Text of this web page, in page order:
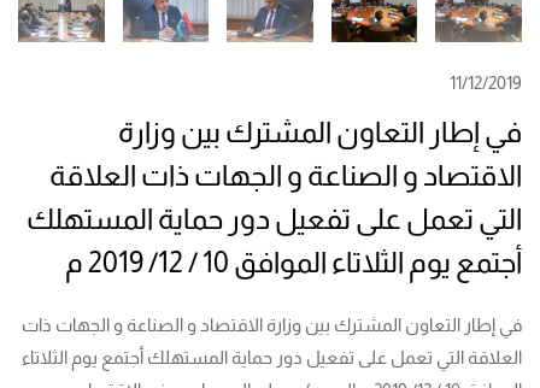
11/12/2019
في إطار التعاون المشترك بين وزارة
الاقتصاد و الصناعة و الجهات ذات العلاقة
التي تعمل على تفعيل دور حماية المستهلك
أجتمع يوم الثلاتاء الموافق 10 / 12/ 2019 م
في إطار التعاون المشترك بين وزارة الاقتصاد و الصناعة و الجهات ذات
العلاقة التي تعمل على تفعيل دور حماية المستهلك أجتمع يوم الثلاتاء